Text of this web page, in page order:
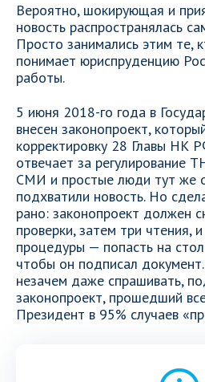
Вероятно, шокирующая и
новость распространялась
Просто занимались этим те,
понимает юриспруденцию
работы.
5 июня 2018-го года в
внесен законопроект,
корректировку 28 Главы НК
отвечает за регулирование
СМИ и простые люди тут же
подхватили новость. Но
рано: законопроект должен
проверки, затем три чтения,
процедуры — попасть на
чтобы он подписал
незачем даже спрашивать,
законопроект, прошедший
Президент в 95% случаев